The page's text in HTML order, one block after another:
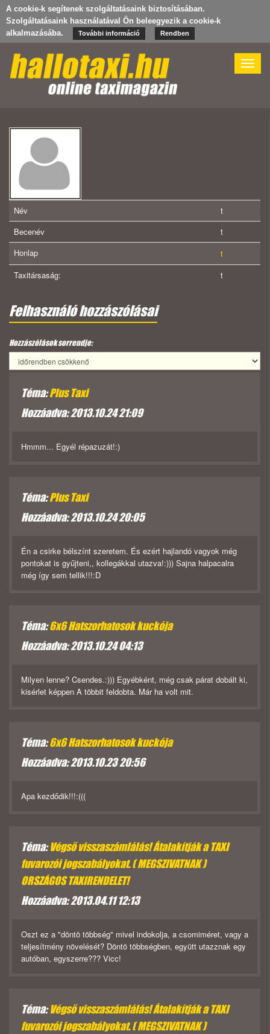
A cookie-k segítenek szolgáltatásaink biztosításában.
Szolgáltatásaink használatával Ön beleegyezik a cookie-k
alkalmazásába.
További információ Rendben
Toggle
Név
t
Becenév
t
Honlap
t
Taxitársaság:
t
Felhasználó hozzászólásai
Hozzászólások sorrendje:
Téma:Plus Taxi
Hozzáadva: 2013.10.24 21:09
Hmmm... Egyél répazuzát!:)
Téma:Plus Taxi
Hozzáadva: 2013.10.24 20:05
Én a csirke bélszínt szeretem. És ezért hajlandó vagyok még
pontokat is gyűjteni,, kollegákkal utazva!:))) Sajna halpacalra
még így sem tellik!!!:D
Téma:6x6 Hatszorhatosok kuckója
Hozzáadva: 2013.10.24 04:13
Milyen lenne? Csendes.:))) Egyébként, még csak párat dobált ki,
kisérlet képpen A többit feldobta. Már ha volt mit.
Téma:6x6 Hatszorhatosok kuckója
Hozzáadva: 2013.10.23 20:56
Apa kezdődik!!!:(((
Téma:Végső visszaszámlálás! Átalakítják a TAXI
fuvarozói jogszabályokat. ( MEGSZIVATNAK )
ORSZÁGOS TAXIRENDELET!
Hozzáadva: 2013.04.11 12:13
Oszt ez a "döntö többség" mivel indokolja, a csomiméret, vagy a
teljesítmény növelését? Döntö többségben, együtt utazznak egy
autóban, egyszerre??? Vicc!
Téma:Végső visszaszámlálás! Átalakítják a TAXI
fuvarozói jogszabályokat. ( MEGSZIVATNAK )